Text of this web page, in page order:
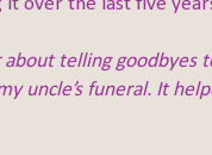
over the last five
telling goodbyes
uncle’s funeral. It